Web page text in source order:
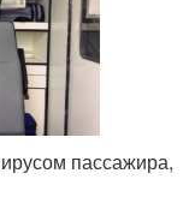
пассажира,